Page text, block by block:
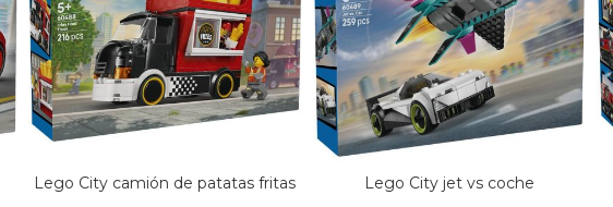
Lego City camión de patatas fritas Lego City jet vs coche